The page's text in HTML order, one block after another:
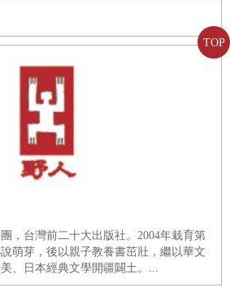
TOP
，台灣前二十大出版社。2004年栽育第
萌芽，後以親子教養書茁壯，繼以華文
、日本經典文學開疆闢土。...